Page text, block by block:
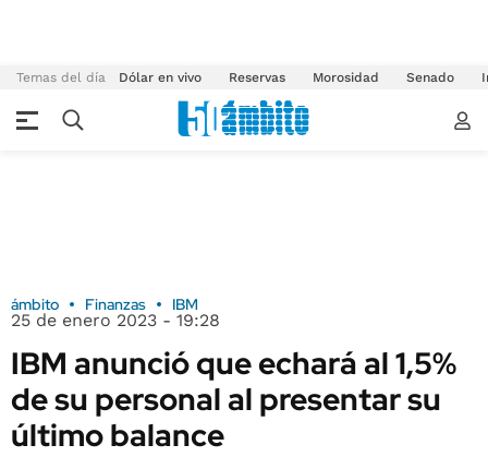
Temas del día Dólar en vivo Reservas Morosidad Senado
ámbito Finanzas IBM
25 de enero 2023 - 19:28
IBM anunció que echará al 1,5%
de su personal al presentar su
último balance